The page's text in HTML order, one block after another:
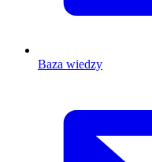
Baza wiedzy